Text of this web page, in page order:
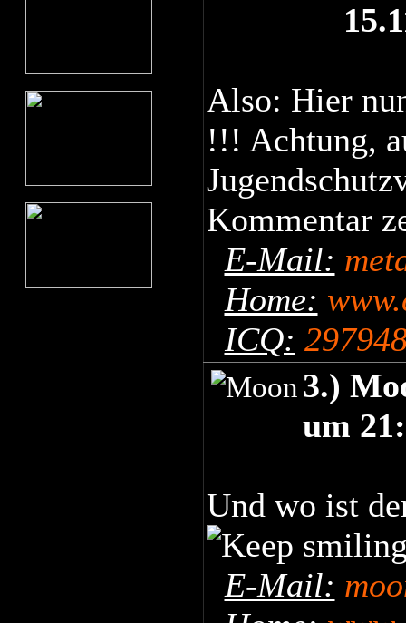
Also: Hier
!!! Achtung,
Kommentar
E-Mail:
Home:
ICQ:
3.)
um
Und wo ist
E-Mail: